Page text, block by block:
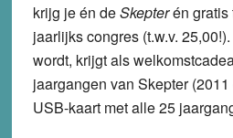
krijg je én deSkepterén gratis
jaarlijks congres (t.w.v.
wordt, krijgt als
jaargangen van Skepter
USB-kaart met alle 25